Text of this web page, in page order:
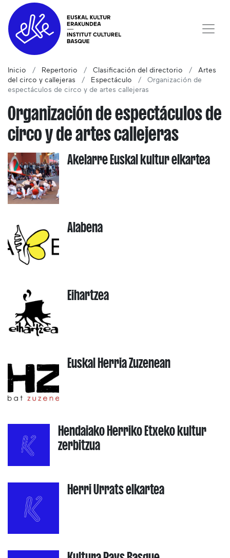
Inicio Repertorio Clasificación del directorio
Artes
del circo y callejeras
Espectáculo
Organización de
espectáculos de circo y de artes callejeras
Organización de espectáculos de
circo y de artes callejeras
Akelarre Euskal kultur elkartea
Alabena
Eihartzea
Euskal Herria Zuzenean
Hendaiako Herriko Etxeko kultur
zerbitzua
Herri Urrats elkartea